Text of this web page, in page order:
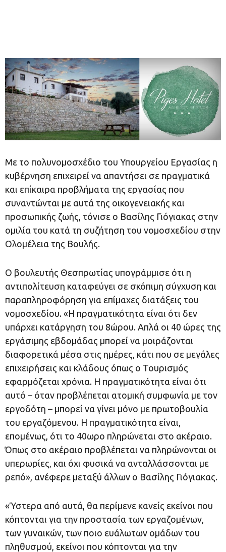
Με το πολυνομοσχέδιο του Υπουργείου Εργασίας η
κυβέρνηση επιχειρεί να απαντήσει σε πραγματικά
και επίκαιρα προβλήματα της εργασίας που
συναντώνται με αυτά της οικογενειακής και
προσωπικής ζωής, τόνισε ο Βασίλης Γιόγιακας στην
ομιλία του κατά τη συζήτηση του νομοσχεδίου στην
Ολομέλεια της Βουλής.
Ο βουλευτής Θεσπρωτίας υπογράμμισε ότι η
αντιπολίτευση καταφεύγει σε σκόπιμη σύγχυση και
παραπληροφόρηση για επίμαχες διατάξεις του
νομοσχεδίου. «Η πραγματικότητα είναι ότι δεν
υπάρχει κατάργηση του 8ώρου. Απλά οι 40 ώρες της
εργάσιμης εβδομάδας μπορεί να μοιράζονται
διαφορετικά μέσα στις ημέρες, κάτι που σε μεγάλες
επιχειρήσεις και κλάδους όπως ο Τουρισμός
εφαρμόζεται χρόνια. Η πραγματικότητα είναι ότι
αυτό – όταν προβλέπεται ατομική συμφωνία με τον
εργοδότη – μπορεί να γίνει μόνο με πρωτοβουλία
του εργαζόμενου. Η πραγματικότητα είναι,
επομένως, ότι το 40ωρο πληρώνεται στο ακέραιο.
Όπως στο ακέραιο προβλέπεται να πληρώνονται οι
υπερωρίες, και όχι φυσικά να ανταλλάσσονται με
ρεπό», ανέφερε μεταξύ άλλων ο Βασίλης Γιόγιακας.
«Ύστερα από αυτά, θα περίμενε κανείς εκείνοι που
κόπτονται για την προστασία των εργαζομένων,
των γυναικών, των ποιο ευάλωτων ομάδων του
πληθυσμού, εκείνοι που κόπτονται για την